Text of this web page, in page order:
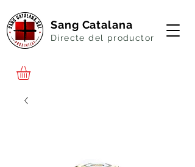
Sang Catalana
Directe del productor